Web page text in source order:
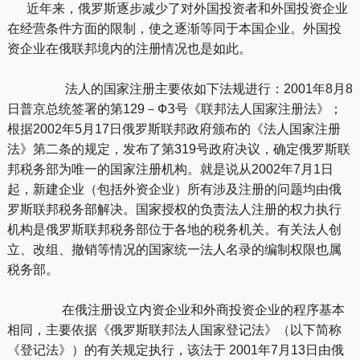
近年来，俄罗斯逐步减少了对外国投资者和外国投资企业
在经营条件方面的限制，使之逐渐等同于本国企业。外国投
资企业在俄联邦境内的注册情况也是如此。
法人的国家注册主要依如下法规进行：2001年8月8
日普京总统签署的第129－ФЗ号《联邦法人国家注册法》；
根据2002年5月17日俄罗斯联邦政府颁布的《法人国家注册
法》第二条的规定，发布了第319号政府决议，确定俄罗斯联
邦税务部为唯一的国家注册机构。就是说从2002年7月1日
起，新建企业（包括外资企业）所有涉及注册的问题均由俄
罗斯联邦税务部解决。国家授权的负责法人注册的权力执行
机构是俄罗斯联邦税务部位于各地的税务机关。有关法人创
立、改组、撤销等情况的国家统一法人名录的编制权限也属
税务部。
在俄注册设立内资企业和外商投资企业的程序基本
相同，主要依据《俄罗斯联邦法人国家登记法》（以下简称
《登记法》）的有关规定执行，该法于 2001年7月13日由俄